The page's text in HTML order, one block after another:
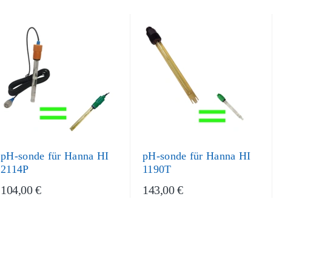
pH-sonde für Hanna HI
2114P
104,00 €
pH-sonde für Hanna HI
1190T
143,00 €